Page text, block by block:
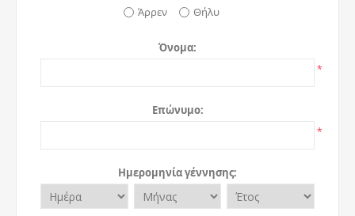
Άρρεν
Θήλυ
Όνομα:
*
Επώνυμο:
*
Ημερομηνία γέννησης: